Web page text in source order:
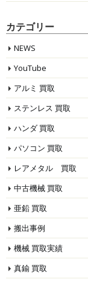
カテゴリー
NEWS
YouTube
アルミ 買取
ステンレス 買取
ハンダ 買取
パソコン 買取
レアメタル 買取
中古機械 買取
亜鉛 買取
搬出事例
機械 買取実績
真鍮 買取